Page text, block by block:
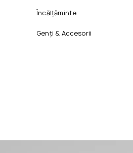
Încălțăminte
Genți & Accesorii